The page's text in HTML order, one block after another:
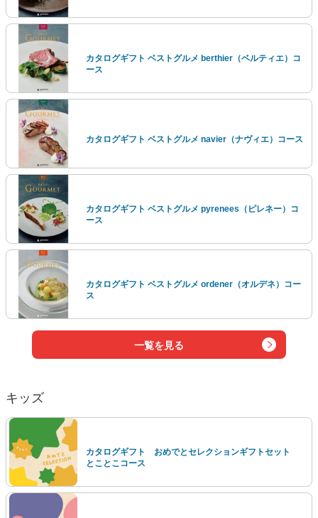
カタログギフト ベストグルメ berthier（ベルティエ）コ
ース
カタログギフト ベストグルメ navier（ナヴィエ）コース
カタログギフト ベストグルメ pyrenees（ピレネー）コ
ース
カタログギフト ベストグルメ ordener（オルデネ）コー
ス
一覧を見る
キッズ
カタログギフト おめでとセレクションギフトセット
とことこコース